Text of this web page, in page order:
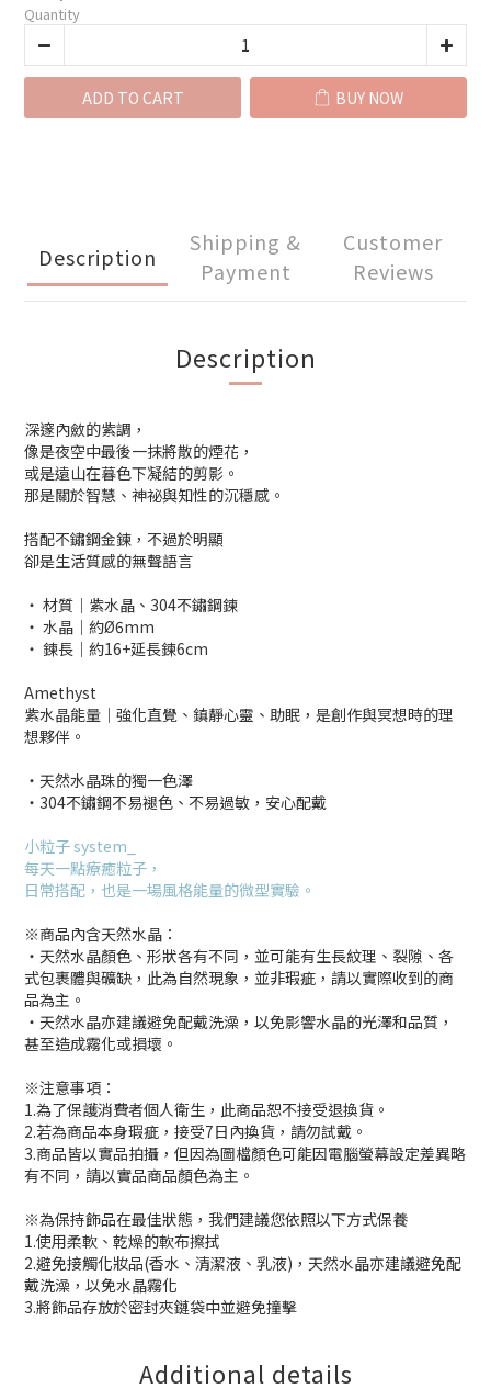
Quantity
ADD TO CART BUY NOW
Description
Shipping &
Payment
Customer
Reviews
Description
深邃內斂的紫調，
像是夜空中最後一抹將散的煙花，
或是遠山在暮色下凝結的剪影。
那是關於智慧、神祕與知性的沉穩感。
搭配不鏽鋼金鍊，不過於明顯
卻是生活質感的無聲語言
‧ 材質│紫水晶、304不鏽鋼鍊
‧ 水晶│約Ø6mm
‧ 鍊長│約16+延長鍊6cm
Amethyst
紫水晶能量│強化直覺、鎮靜心靈、助眠，是創作與冥想時的理
想夥伴。
・天然水晶珠的獨一色澤
・304不鏽鋼不易褪色、不易過敏，安心配戴
小粒子 system_
每天一點療癒粒子，
日常搭配，也是一場風格能量的微型實驗。
※商品內含天然水晶：
‧天然水晶顏色、形狀各有不同，並可能有生長紋理、裂隙、各
式包裹體與礦缺，此為自然現象，並非瑕疵，請以實際收到的商
品為主。
‧天然水晶亦建議避免配戴洗澡，以免影響水晶的光澤和品質，
甚至造成霧化或損壞。
※注意事項：
1.為了保護消費者個人衛生，此商品恕不接受退換貨。
2.若為商品本身瑕疵，接受7日內換貨，請勿試戴。
3.商品皆以實品拍攝，但因為圖檔顏色可能因電腦螢幕設定差異略
有不同，請以實品商品顏色為主。
※為保持飾品在最佳狀態，我們建議您依照以下方式保養
1.使用柔軟、乾燥的軟布擦拭
2.避免接觸化妝品(香水、清潔液、乳液)，天然水晶亦建議避免配
戴洗澡，以免水晶霧化
3.將飾品存放於密封夾鏈袋中並避免撞擊
Additional details